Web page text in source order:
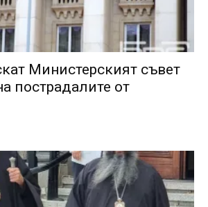
Министерският съвет
пострадалите от